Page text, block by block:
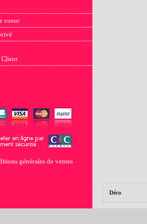
coeur
Client
générales de ventes
Déco